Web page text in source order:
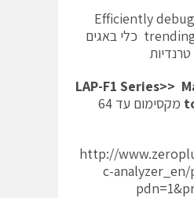
** Efficiently
trending technologies כלי באגים
טרנדיות
<<LAP-F1 Series>>
מקסימום עד 64
http://
c-